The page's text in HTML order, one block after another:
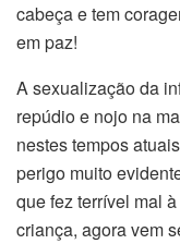
cabeça e tem
em paz!
A sexualização da
repúdio e nojo na
nestes tempos
perigo muito
que fez terrível mal
criança, agora vem